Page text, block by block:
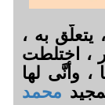
به ،
، اختلطت
، وأنَّى لها
محمد